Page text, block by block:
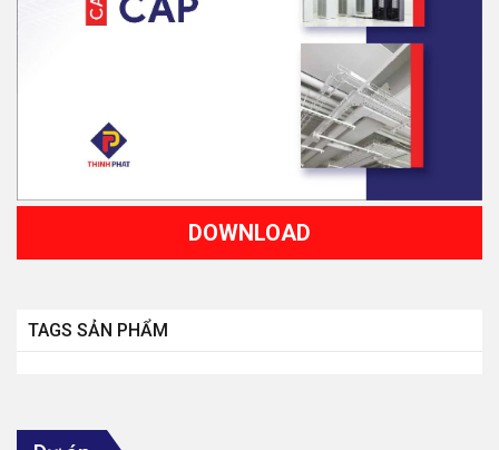
DOWNLOAD
TAGS SẢN PHẨM